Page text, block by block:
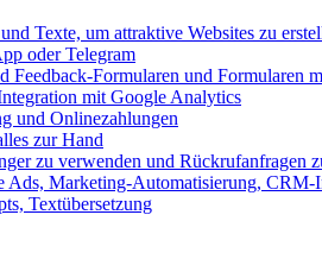
Texte, um attraktive Websites zu
oder Telegram
Feedback-Formularen und Formularen
mit Google Analytics
und Onlinezahlungen
zur Hand
zu verwenden und Rückrufanfragen
Ads, Marketing-Automatisierung, CRM-
Textübersetzung